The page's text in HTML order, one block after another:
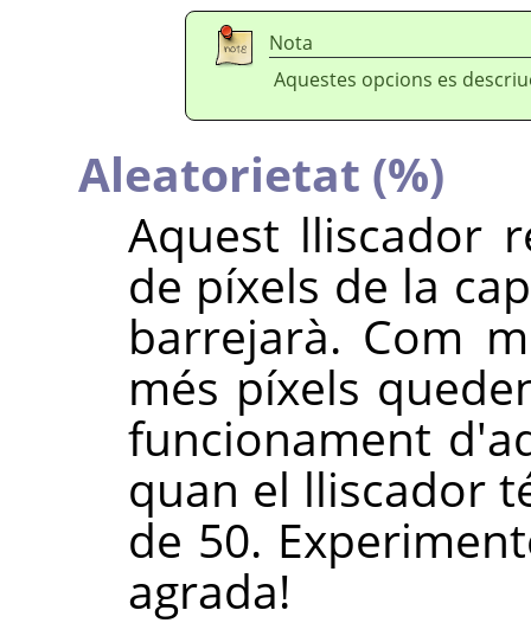
Nota
Aquestes opcions es
Aleatorietat (%)
Aquest lliscador
de píxels de la
barrejarà. Com
més píxels
funcionament
quan el lliscador
de 50.
agrada!